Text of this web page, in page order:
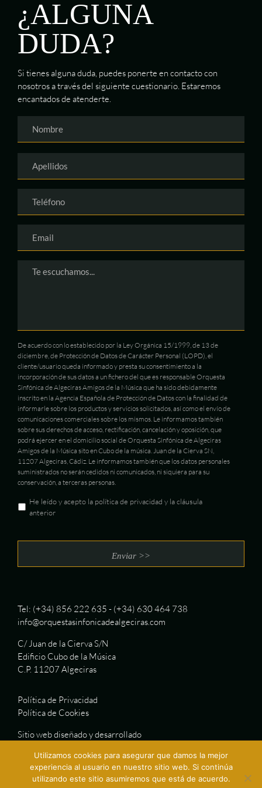
¿ALGUNA
DUDA?
Si tienes alguna duda, puedes ponerte en contacto con
nosotros a través del siguiente cuestionario. Estaremos
encantados de atenderte.
De acuerdo con lo establecido por la Ley Orgánica 15/1999, de 13 de
diciembre, de Protección de Datos de Carácter Personal (LOPD), el
cliente/usuario queda informado y presta su consentimiento a la
incorporación de sus datos a un fichero del que es responsable Orquesta
Sinfónica de Algeciras Amigos de la Música que ha sido debidamente
inscrito en la Agencia Española de Protección de Datos con la finalidad de
informarle sobre los productos y servicios solicitados, así como el envío de
comunicaciones comerciales sobre los mismos. Le informamos también
sobre sus derechos de acceso, rectificación, cancelación y oposición, que
podrá ejercer en el domicilio social de Orquesta Sinfónica de Algeciras
Amigos de la Música sito en Cubo de la música. Juan de la Cierva SN,
11207 Algeciras, Cádiz. Le informamos también que los datos personales
suministrados no serán cedidos ni comunicados, ni siquiera para su
conservación, a terceras personas.
He leído y acepto la política de privacidad y la cláusula
anterior
Tel: (+34) 856 222 635 - (+34) 630 464 738
info@orquestasinfonicadealgeciras.com
C/ Juan de la Cierva S/N
Edificio Cubo de la Música
C.P. 11207 Algeciras
Política de Privacidad
Política de Cookies
Sitio web diseñado y desarrollado
Utilizamos cookies para asegurar que damos la mejor
experiencia al usuario en nuestro sitio web. Si continúa
utilizando este sitio asumiremos que está de acuerdo.